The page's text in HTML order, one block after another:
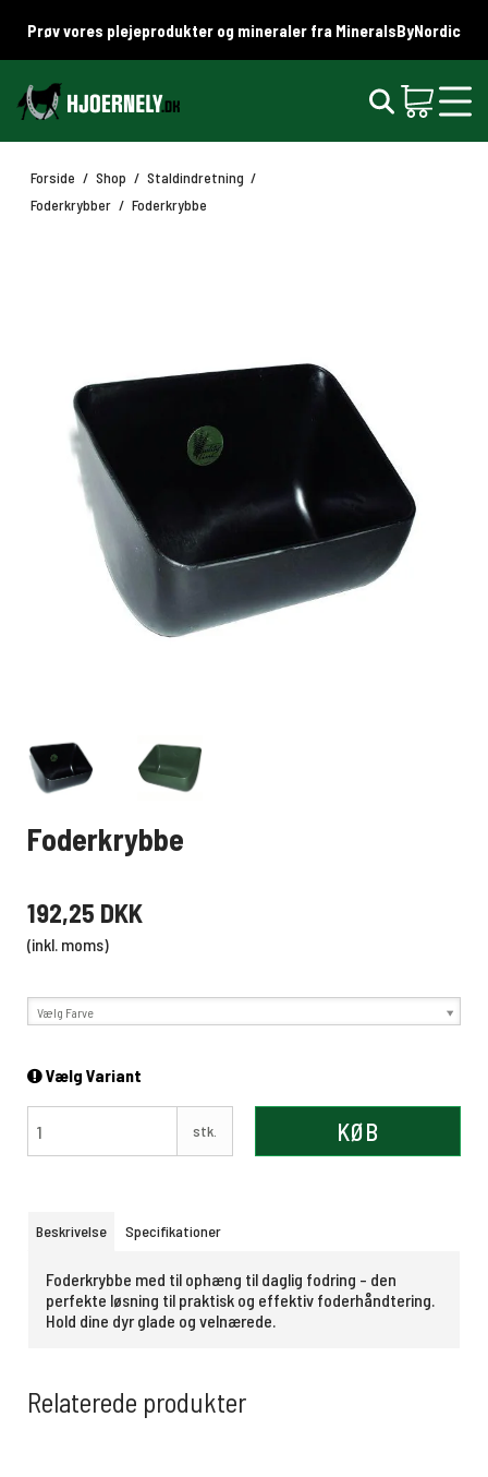
Prøv vores plejeprodukter og mineraler fra MineralsByNordic
Forside / Shop / Staldindretning /
Foderkrybber / Foderkrybbe
Foderkrybbe
192,25 DKK
(inkl. moms)
Vælg Farve
Vælg Variant
stk. KØB
Beskrivelse Specifikationer
Foderkrybbe med til ophæng til daglig fodring - den
perfekte løsning til praktisk og effektiv foderhåndtering.
Hold dine dyr glade og velnærede.
Relaterede produkter